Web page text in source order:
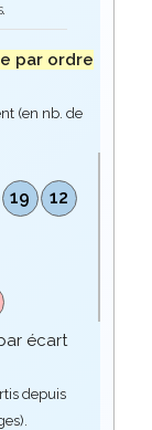
par ordre
(en nb. de
19
12
écart
depuis